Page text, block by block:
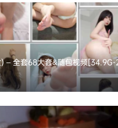
) – 全套68大套&随包视频